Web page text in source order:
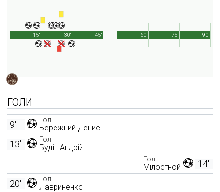
45'
15' 30' 90'
60' 75'
ГОЛИ
Гол
Бережний Денис
9'
Гол
Будін Андрій
13'
14'
Гол
Мілостной
Гол
Лавриненко
20'